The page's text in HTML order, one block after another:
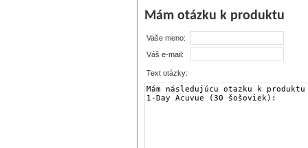
Mám otázku k produktu
Vaše meno:
Váš e-mail:
Text otázky: